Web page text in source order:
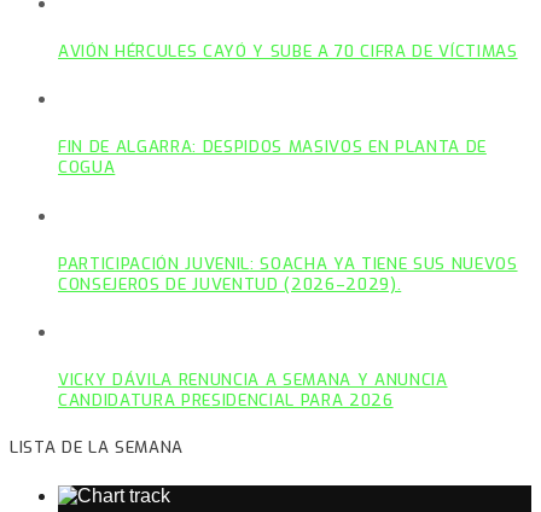
AVIÓN HÉRCULES CAYÓ Y SUBE A 70 CIFRA DE VÍCTIMAS
FIN DE ALGARRA: DESPIDOS MASIVOS EN PLANTA DE
COGUA
PARTICIPACIÓN JUVENIL: SOACHA YA TIENE SUS NUEVOS
CONSEJEROS DE JUVENTUD (2026–2029).
VICKY DÁVILA RENUNCIA A SEMANA Y ANUNCIA
CANDIDATURA PRESIDENCIAL PARA 2026
LISTA DE LA SEMANA